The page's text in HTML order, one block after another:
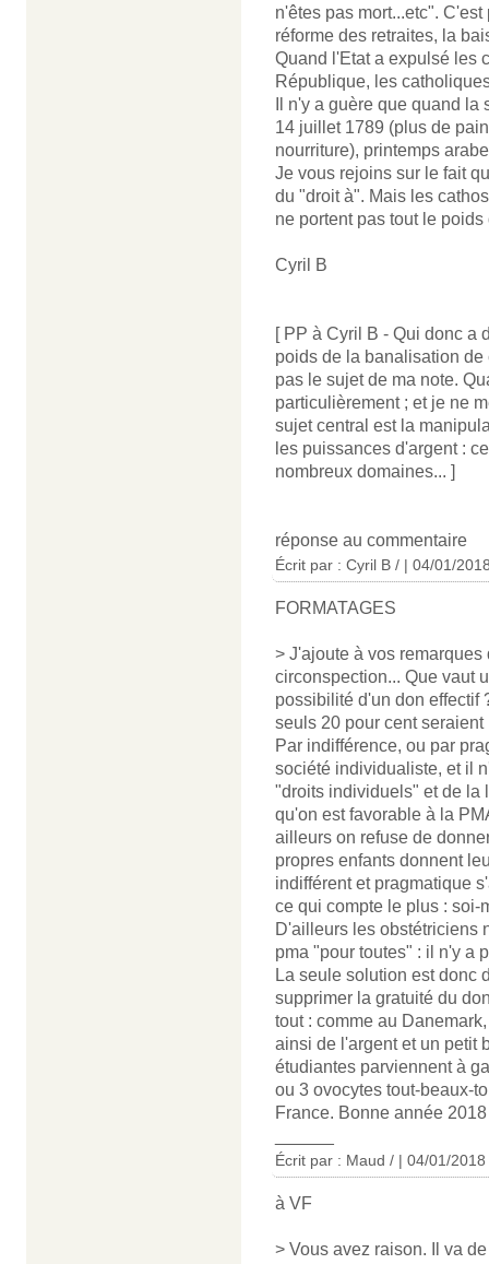
n'êtes pas mort...etc".
réforme des retraites, la
Quand l'Etat a expulsé les
République, les
Il n'y a guère que quand
14 juillet 1789 (plus de
nourriture), printemps
Je vous rejoins sur le fait
du "droit à". Mais les
ne portent pas tout le
Cyril B
[ PP à Cyril B - Qui donc a
poids de la banalisation
pas le sujet de ma note.
particulièrement ; et je ne
sujet central est la
les puissances d'argent :
nombreux domaines... ]
réponse au commentaire
Écrit par : Cyril B / | 04/01/
FORMATAGES
> J'ajoute à vos
circonspection... Que vaut
possibilité d'un don effectif
seuls 20 pour cent
Par indifférence, ou par
société individualiste, et il
"droits individuels" et de la
qu'on est favorable à la
ailleurs on refuse de
propres enfants donnent
indifférent et pragmatique
ce qui compte le plus : soi-
D'ailleurs les obstétriciens
pma "pour toutes" : il n'y a
La seule solution est donc
supprimer la gratuité du
tout : comme au
ainsi de l'argent et un petit
étudiantes parviennent à
ou 3 ovocytes tout-beaux-
France. Bonne année
Écrit par : Maud / | 04/01/2018
à VF
> Vous avez raison. Il va